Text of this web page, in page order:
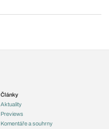
Články
Aktuality
Previews
Komentáře a souhrny